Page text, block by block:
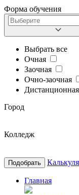
Форма обучения
Выбрать все
Очная
Заочная
Очно-заочная
Дистанционная
Город
Колледж
Подобрать
Главная